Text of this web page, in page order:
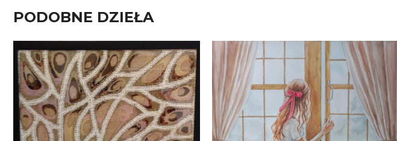
PODOBNE DZIEŁA